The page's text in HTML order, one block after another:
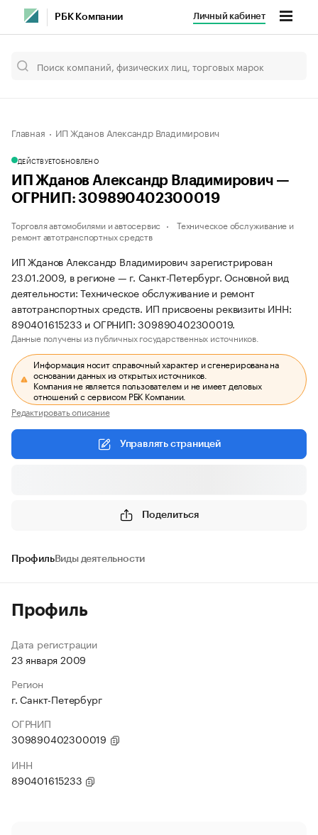
РБК Компании Личный кабинет
Главная ИП Жданов Александр Владимирович
ДЕЙСТВУЕТОБНОВЛЕНО
ИП Жданов Александр Владимирович —
ОГРНИП: 309890402300019
Торговля автомобилями и автосервис
Техническое обслуживание и
ремонт автотранспортных средств
ИП Жданов Александр Владимирович зарегистрирован
23.01.2009, в регионе — г. Санкт-Петербург. Основной вид
деятельности: Техническое обслуживание и ремонт
автотранспортных средств. ИП присвоены реквизиты ИНН:
890401615233 и ОГРНИП: 309890402300019.
Данные получены из публичных государственных источников.
Информация носит справочный характер и сгенерирована на
основании данных из открытых источников.
Компания не является пользователем и не имеет деловых
отношений с сервисом РБК Компании.
Редактировать описание
Управлять страницей
Поделиться
ПрофильВиды деятельности
Профиль
Дата регистрации
23 января 2009
Регион
г. Санкт-Петербург
ОГРНИП
309890402300019
ИНН
890401615233